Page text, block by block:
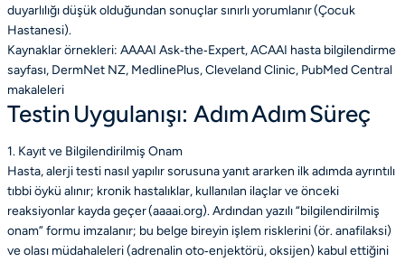
duyarlılığı düşük olduğundan sonuçlar sınırlı yorumlanır (Çocuk
Hastanesi).
Kaynaklar örnekleri: AAAAI Ask‑the‑Expert, ACAAI hasta bilgilendirme
sayfası, DermNet NZ, MedlinePlus, Cleveland Clinic, PubMed Central
makaleleri
Testin Uygulanışı: Adım Adım Süreç
1. Kayıt ve Bilgilendirilmiş Onam
Hasta, alerji testi nasıl yapılır sorusuna yanıt ararken ilk adımda ayrıntılı
tıbbi öykü alınır; kronik hastalıklar, kullanılan ilaçlar ve önceki
reaksiyonlar kayda geçer (aaaai.org). Ardından yazılı “bilgilendirilmiş
onam” formu imzalanır; bu belge bireyin işlem risklerini (ör. anafilaksi)
ve olası müdahaleleri (adrenalin oto‑enjektörü, oksijen) kabul ettiğini